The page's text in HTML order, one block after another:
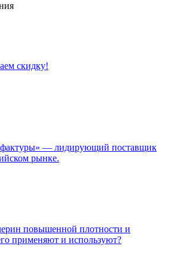
скидку!
— лидирующий поставщик
рынке.
повышенной плотности и
применяют и используют?